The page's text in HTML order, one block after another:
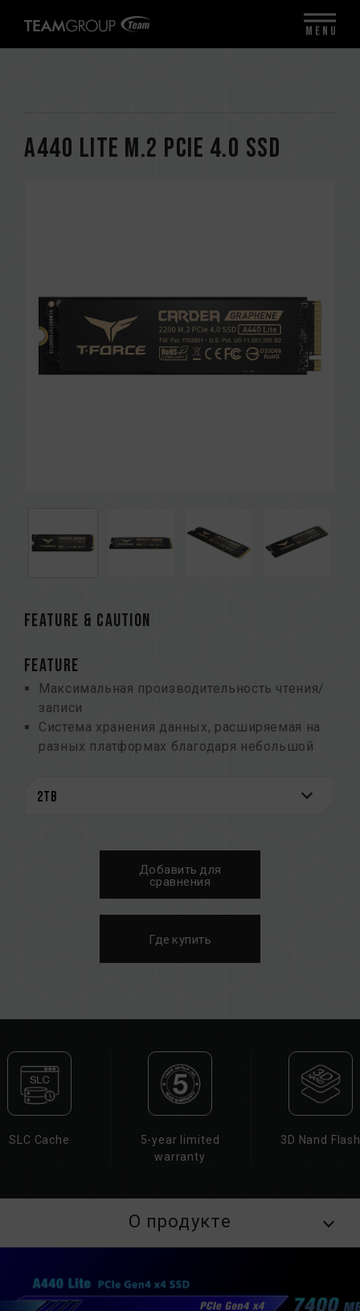
A440 Lite M.2 PCIe 4.0 SSD
FEATURE & CAUTION
FEATURE
Максимальная производительность чтения/
записи
Система хранения данных, расширяемая на
разных платформах благодаря небольшой
для оптимального качества
Система мониторинга S.M.A.R.T.
Создан с заботой об экологичности и
сохранении окружающей среды
Запатентованный графеновый радиатор
I703921
CN 211019739 U
Запатентованное программное обеспечение
S.M.A.R.T.
Номер патента на изобретение Тайваня:
I751753
Добавить для
сравнения
Где купить
SLC Cache
5-year limited
warranty
3D Nand Flash
О продукте
MENU